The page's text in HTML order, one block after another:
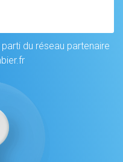
du réseau partenaire